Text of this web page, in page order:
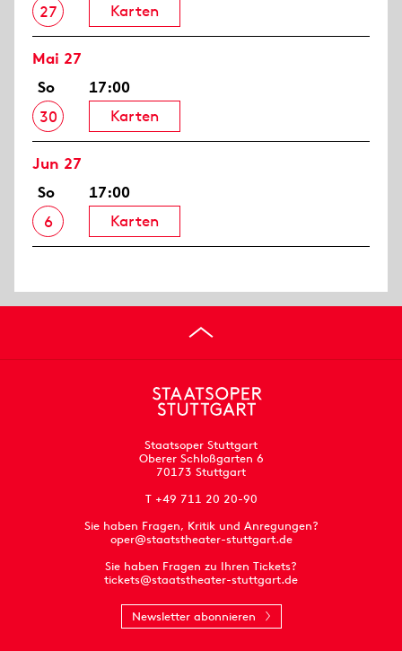
27
Karten
Mai 27
So
30
17:00
Karten
Jun 27
So
6
17:00
Karten
Staatsoper Stuttgart
Oberer Schloßgarten 6
70173 Stuttgart
T +49 711 20 20-90
Sie haben Fragen, Kritik und Anregungen?
oper@staatstheater-stuttgart.de
Sie haben Fragen zu Ihren Tickets?
tickets@staatstheater-stuttgart.de
Newsletter abonnieren